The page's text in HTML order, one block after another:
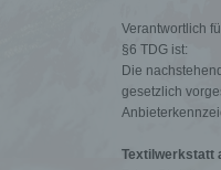
Verantwortlich
§6 TDG ist:
Die
gesetzlich
Textilwerkstatt